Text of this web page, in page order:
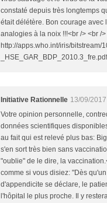
constaté depuis très longtemps
était délétère. Bon courage avec
analogies à la noix !!!<br /> <br />
http://apps.who.int/iris/bitstream/
_HSE_GAR_BDP_2010.3_fre.pdf
Initiative Rationnelle 13/09/
Votre opinion personnelle,
données scientifiques
au fait qui est relevé plus bas:
s'en sort très bien sans
"oublie" de le dire, la
comme si vous disiez: "Dès
d'appendicite se déclare, le
l'hôpital le plus proche. Il y